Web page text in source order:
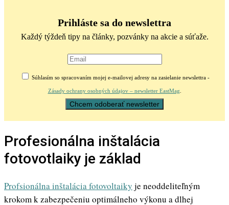
Prihláste sa do newslettra
Každý týždeň tipy na články, pozvánky na akcie a súťaže.
Súhlasím so spracovaním mojej e-mailovej adresy na zasielanie newslettra -
Zásady ochrany osobných údajov – newsletter EastMag
Profesionálna inštalácia
fotovotlaiky je základ
Profsionálna inštalácia fotovoltaiky je neoddeliteľným
krokom k zabezpečeniu optimálneho výkonu a dlhej